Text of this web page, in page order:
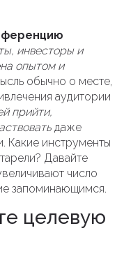
инвесторы и
опытом и
обычно о месте,
аудитории
прийти,
даже
Какие инструменты
Давайте
число
запоминающимся.
целевую